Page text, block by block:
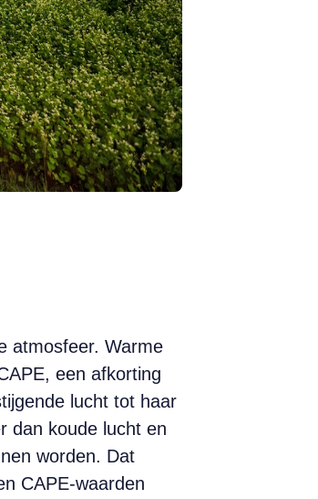
atmosfeer. Warme
een afkorting
lucht tot haar
dan koude lucht en
worden. Dat
CAPE-waarden